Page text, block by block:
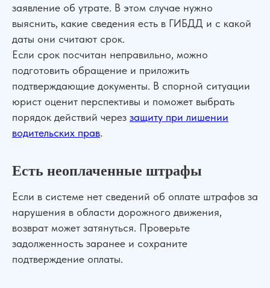
заявление об утрате. В этом случае нужно
выяснить, какие сведения есть в ГИБДД и с какой
даты они считают срок.
Если срок посчитан неправильно, можно
подготовить обращение и приложить
подтверждающие документы. В спорной ситуации
юрист оценит перспективы и поможет выбрать
порядок действий через защиту при лишении
водительских прав.
Есть неоплаченные штрафы
Если в системе нет сведений об оплате штрафов за
нарушения в области дорожного движения,
возврат может затянуться. Проверьте
задолженность заранее и сохраните
подтверждение оплаты.